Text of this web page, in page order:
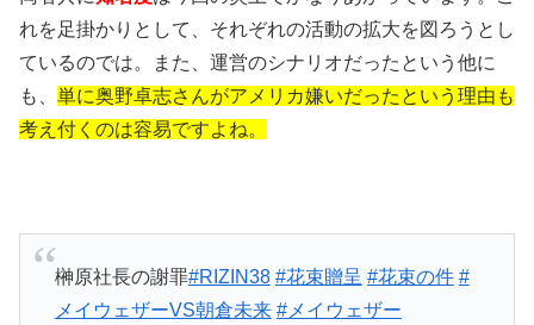
れを足掛かりとして、それぞれの活動の拡大を図ろうとし
ているのでは。また、運営のシナリオだったという他に
も、 単に奥野卓志さんがアメリカ嫌いだったという理由も
考え付くのは容易ですよね。
榊原社長の謝罪#RIZIN38 #花束贈呈 #花束の件 #
メイウェザーVS朝倉未来 #メイウェザー